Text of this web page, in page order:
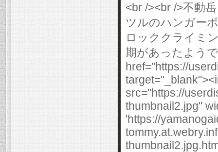
<br /><br />不動
ツルのハンガー
ロッククライミ
期があったよう
href="https://
src="https://
thumbnail2.jpg"
'https://